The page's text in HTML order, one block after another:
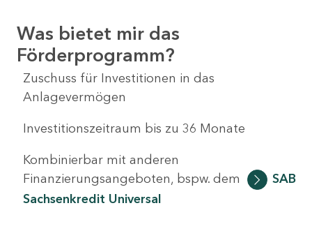
Was bietet mir das
Förderprogramm?
Zuschuss für Investitionen in das
Anlagevermögen
Investitionszeitraum bis zu 36 Monate
Kombinierbar mit anderen
Finanzierungsangeboten, bspw. dem
SAB
Sachsenkredit Universal